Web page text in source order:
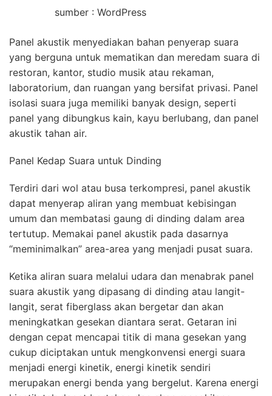
sumber : WordPress
Panel akustik menyediakan bahan penyerap suara
yang berguna untuk mematikan dan meredam suara di
restoran, kantor, studio musik atau rekaman,
laboratorium, dan ruangan yang bersifat privasi. Panel
isolasi suara juga memiliki banyak design, seperti
panel yang dibungkus kain, kayu berlubang, dan panel
akustik tahan air.
Panel Kedap Suara untuk Dinding
Terdiri dari wol atau busa terkompresi, panel akustik
dapat menyerap aliran yang membuat kebisingan
umum dan membatasi gaung di dinding dalam area
tertutup. Memakai panel akustik pada dasarnya
“meminimalkan” area-area yang menjadi pusat suara.
Ketika aliran suara melalui udara dan menabrak panel
suara akustik yang dipasang di dinding atau langit-
langit, serat fiberglass akan bergetar dan akan
meningkatkan gesekan diantara serat. Getaran ini
dengan cepat mencapai titik di mana gesekan yang
cukup diciptakan untuk mengkonvensi energi suara
menjadi energi kinetik, energi kinetik sendiri
merupakan energi benda yang bergelut. Karena energi